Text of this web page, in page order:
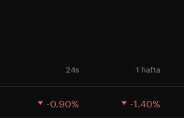
24s 1 hafta
-0.90% -1.40%